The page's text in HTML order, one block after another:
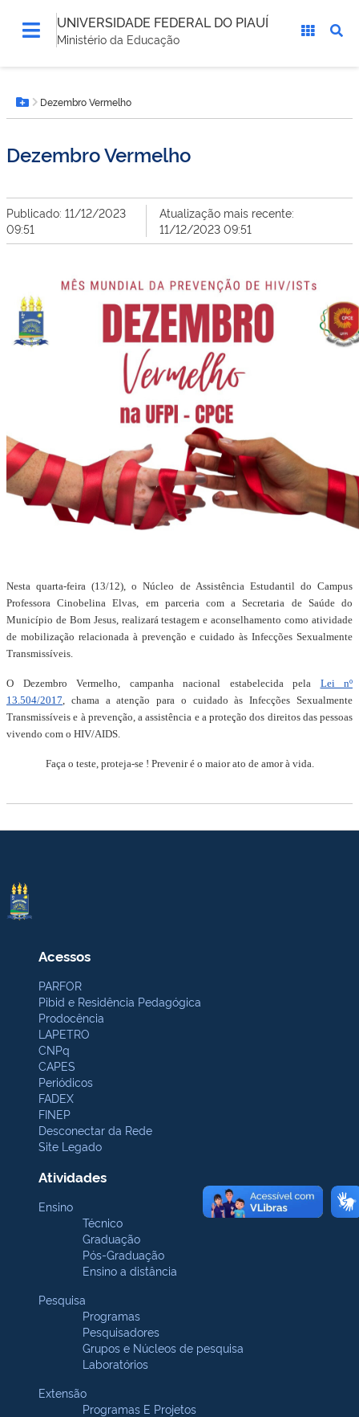
UNIVERSIDADE FEDERAL DO PIAUÍ
Ministério da Educação
está
aqui:Botão Menu
Dezembro Vermelho
Dezembro Vermelho
Publicado: 11/12/2023
09:51
Atualização mais recente:
11/12/2023 09:51
Nesta quarta-feira (13/12), o Núcleo de Assistência Estudantil do Campus
Professora Cinobelina Elvas, em parceria com a Secretaria de Saúde do
Município de Bom Jesus, realizará testagem e aconselhamento como atividade
de mobilização relacionada à prevenção e cuidado às Infecções Sexualmente
Transmissíveis.
O Dezembro Vermelho, campanha nacional estabelecida pela Lei nº
13.504/2017, chama a atenção para o cuidado às Infecções Sexualmente
Transmissíveis e à prevenção, a assistência e a proteção dos direitos das pessoas
vivendo com o HIV/AIDS.
Faça o teste, proteja-se ! Prevenir é o maior ato de amor à vida.
Acessos
PARFOR
Pibid e Residência Pedagógica
Prodocência
LAPETRO
CNPq
CAPES
Periódicos
FADEX
FINEP
Desconectar da Rede
Site Legado
Atividades
Ensino
Técnico
Graduação
Pós-Graduação
Ensino a distância
Pesquisa
Programas
Pesquisadores
Grupos e Núcleos de pesquisa
Laboratórios
Extensão
Programas E Projetos